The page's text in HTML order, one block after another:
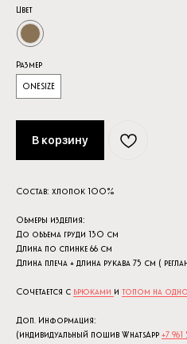
Цвет
Размер
ONESIZE
В корзину
Состав: хлопок 100%
Обмеры изделия:
До объема груди 130 см
Длина по спинке 66 см
Длина плеча + длина рукава 75 см (
Сочетается с брюками и топом на
Доп. Информация:
(индивидуальный пошив WhatsApp +7 961